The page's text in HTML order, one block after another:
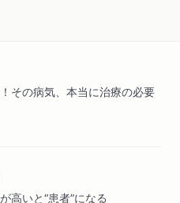
その病気、本当に治療の必要
いと“患者”になる